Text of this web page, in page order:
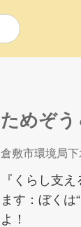
ためぞう
倉敷市環境局下
『くらし支え
ます：ぼくは
よ！